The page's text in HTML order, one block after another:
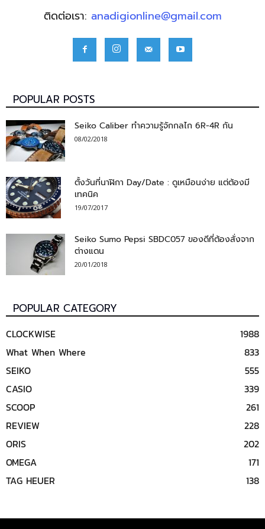
ติดต่อเรา: anadigionline@gmail.com
POPULAR POSTS
Seiko Caliber ทำความรู้จักกลไก 6R-4R กัน
08/02/2018
ตั้งวันที่นาฬิกา Day/Date : ดูเหมือนง่าย แต่ต้องมี
เทคนิค
19/07/2017
Seiko Sumo Pepsi SBDC057 ของดีที่ต้องสั่งจาก
ต่างแดน
20/01/2018
POPULAR CATEGORY
CLOCKWISE
1988
What When Where
833
SEIKO
555
CASIO
339
SCOOP
261
REVIEW
228
ORIS
202
OMEGA
171
TAG HEUER
138